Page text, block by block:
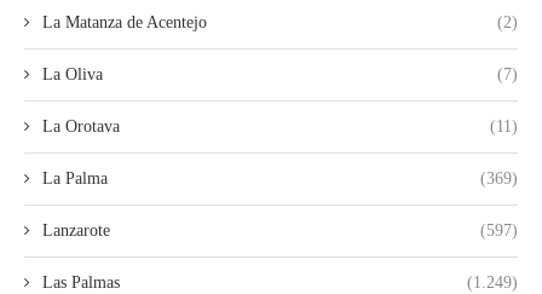
La Matanza de Acentejo (2)
La Oliva (7)
La Orotava (11)
La Palma (369)
Lanzarote (597)
Las Palmas (1.249)